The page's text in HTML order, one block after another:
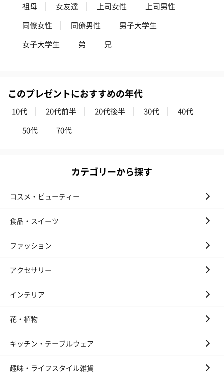
祖母
女友達 上司女性
上司男性
同僚女性
同僚男性
男子大学生
女子大学生
弟 兄
このプレゼントにおすすめの年代
10代 20代前半 20代後半 30代
40代
50代
70代
カテゴリーから探す
コスメ・ビューティー
食品・スイーツ
ファッション
アクセサリー
インテリア
花・植物
キッチン・テーブルウェア
趣味・ライフスタイル雑貨